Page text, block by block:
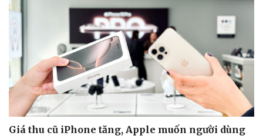
Giá thu cũ iPhone tăng, Apple muốn người dùng